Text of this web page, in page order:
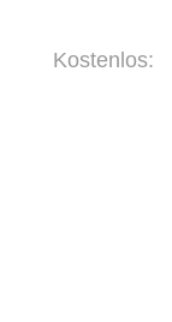
Kostenlos: